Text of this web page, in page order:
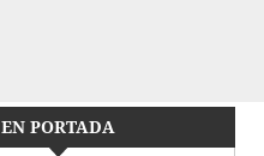
EN PORTADA